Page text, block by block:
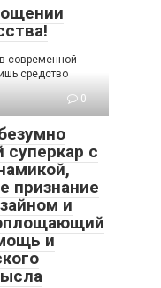
современной
средство
0
с
признание
и
и